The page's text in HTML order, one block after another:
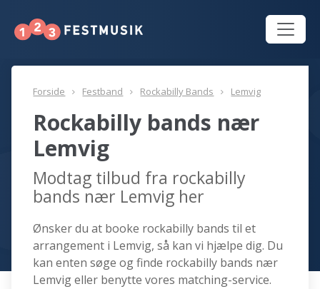
Forside Festband Rockabilly Bands Lemvig
Rockabilly bands nær
Lemvig
Modtag tilbud fra rockabilly
bands nær Lemvig her
Ønsker du at booke rockabilly bands til et
arrangement i Lemvig, så kan vi hjælpe dig. Du
kan enten søge og finde rockabilly bands nær
Lemvig eller benytte vores matching-service.